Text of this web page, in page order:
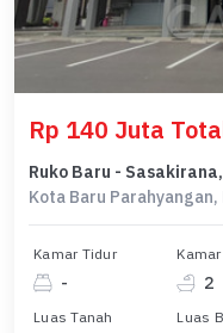
Rp 140 Juta
Ruko Baru -
Kota Baru Parahyangan,
Kamar Tidur
- 2
Luas Tanah Luas